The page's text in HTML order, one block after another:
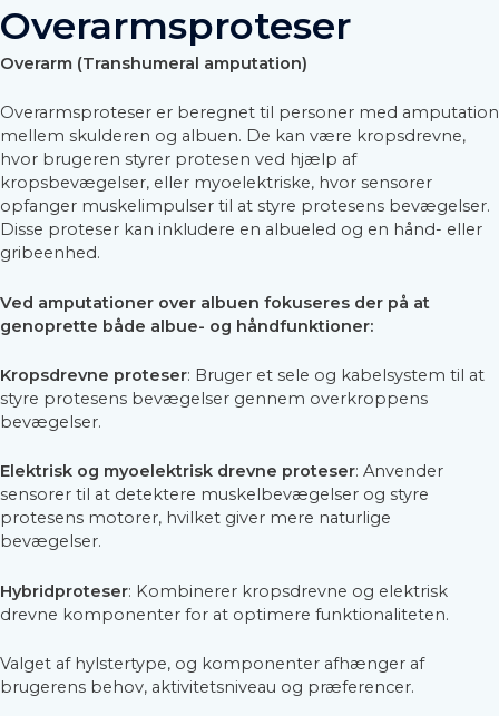
Overarmsproteser
Overarm (Transhumeral amputation)
Overarmsproteser er beregnet til personer med amputation
mellem skulderen og albuen. De kan være kropsdrevne,
hvor brugeren styrer protesen ved hjælp af
kropsbevægelser, eller myoelektriske, hvor sensorer
opfanger muskelimpulser til at styre protesens bevægelser.
Disse proteser kan inkludere en albueled og en hånd- eller
gribeenhed.
Ved amputationer over albuen fokuseres der på at
genoprette både albue- og håndfunktioner:
Kropsdrevne proteser: Bruger et sele og kabelsystem til at
styre protesens bevægelser gennem overkroppens
bevægelser.
Elektrisk og myoelektrisk drevne proteser: Anvender
sensorer til at detektere muskelbevægelser og styre
protesens motorer, hvilket giver mere naturlige
bevægelser.
Hybridproteser: Kombinerer kropsdrevne og elektrisk
drevne komponenter for at optimere funktionaliteten.
Valget af hylstertype, og komponenter afhænger af
brugerens behov, aktivitetsniveau og præferencer.